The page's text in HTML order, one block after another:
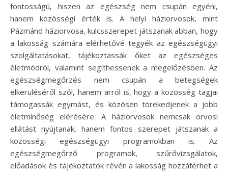
fontosságú, hiszen az egészség nem csupán egyéni,
hanem közösségi érték is. A helyi háziorvosok, mint
Pázmánd háziorvosa, kulcsszerepet játszanak abban, hogy
a lakosság számára elérhetővé tegyék az egészségügyi
szolgáltatásokat, tájékoztassák őket az egészséges
életmódról, valamint segíthessenek a megelőzésben. Az
egészségmegőrzés nem csupán a betegségek
elkerüléséről szól, hanem arról is, hogy a közösség tagjai
támogassák egymást, és közösen törekedjenek a jobb
életminőség elérésére. A háziorvosok nemcsak orvosi
ellátást nyújtanak, hanem fontos szerepet játszanak a
közösségi egészségügyi programokban is. Az
egészségmegőrző programok, szűrővizsgálatok,
előadások és tájékoztatók révén a lakosság hozzáférhet a